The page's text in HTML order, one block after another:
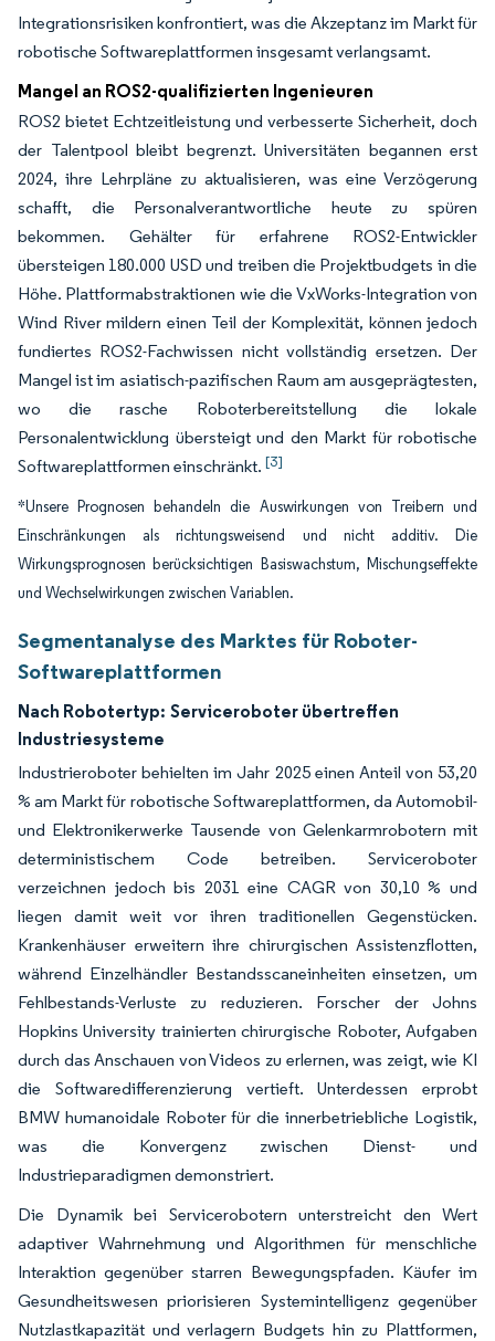
Integrationsrisiken konfrontiert, was die Akzeptanz im Markt für
robotische Softwareplattformen insgesamt verlangsamt.
Mangel an ROS2-qualifizierten Ingenieuren
ROS2 bietet Echtzeitleistung und verbesserte Sicherheit, doch
der Talentpool bleibt begrenzt. Universitäten begannen erst
2024, ihre Lehrpläne zu aktualisieren, was eine Verzögerung
schafft, die Personalverantwortliche heute zu spüren
bekommen. Gehälter für erfahrene ROS2-Entwickler
übersteigen 180.000 USD und treiben die Projektbudgets in die
Höhe. Plattformabstraktionen wie die VxWorks-Integration von
Wind River mildern einen Teil der Komplexität, können jedoch
fundiertes ROS2-Fachwissen nicht vollständig ersetzen. Der
Mangel ist im asiatisch-pazifischen Raum am ausgeprägtesten,
wo die rasche Roboterbereitstellung die lokale
Personalentwicklung übersteigt und den Markt für robotische
Softwareplattformen einschränkt. [3]
*Unsere Prognosen behandeln die Auswirkungen von Treibern und
Einschränkungen als richtungsweisend und nicht additiv. Die
Wirkungsprognosen berücksichtigen Basiswachstum, Mischungseffekte
und Wechselwirkungen zwischen Variablen.
Segmentanalyse des Marktes für Roboter-
Softwareplattformen
Nach Robotertyp: Serviceroboter übertreffen
Industriesysteme
Industrieroboter behielten im Jahr 2025 einen Anteil von 53,20
% am Markt für robotische Softwareplattformen, da Automobil-
und Elektronikerwerke Tausende von Gelenkarmrobotern mit
deterministischem Code betreiben. Serviceroboter
verzeichnen jedoch bis 2031 eine CAGR von 30,10 % und
liegen damit weit vor ihren traditionellen Gegenstücken.
Krankenhäuser erweitern ihre chirurgischen Assistenzflotten,
während Einzelhändler Bestandsscaneinheiten einsetzen, um
Fehlbestands-Verluste zu reduzieren. Forscher der Johns
Hopkins University trainierten chirurgische Roboter, Aufgaben
durch das Anschauen von Videos zu erlernen, was zeigt, wie KI
die Softwaredifferenzierung vertieft. Unterdessen erprobt
BMW humanoidale Roboter für die innerbetriebliche Logistik,
was die Konvergenz zwischen Dienst- und
Industrieparadigmen demonstriert.
Die Dynamik bei Servicerobotern unterstreicht den Wert
adaptiver Wahrnehmung und Algorithmen für menschliche
Interaktion gegenüber starren Bewegungspfaden. Käufer im
Gesundheitswesen priorisieren Systemintelligenz gegenüber
Nutzlastkapazität und verlagern Budgets hin zu Plattformen,